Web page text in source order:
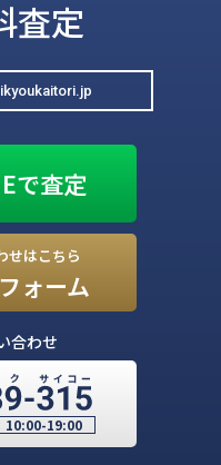
査定
で査定
せはこちら
ォーム
合わせ
10:00-19:00